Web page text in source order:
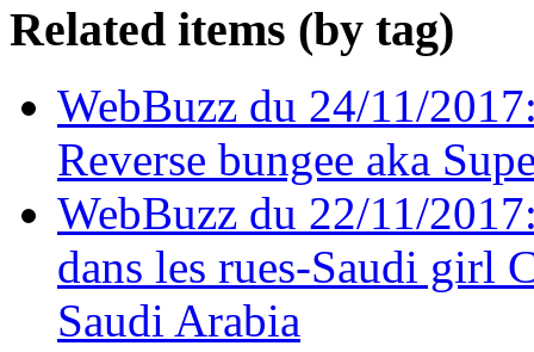
Related items (by tag)
WebBuzz du 24/11/
Reverse bungee aka
WebBuzz du 22/11/
dans les rues-Saudi girl
Saudi Arabia